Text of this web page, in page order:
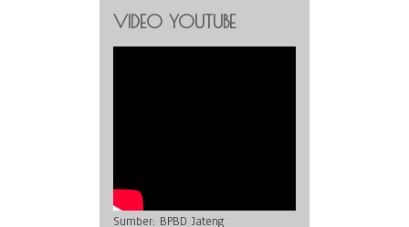
VIDEO YOUTUBE
Sumber: BPBD Jateng